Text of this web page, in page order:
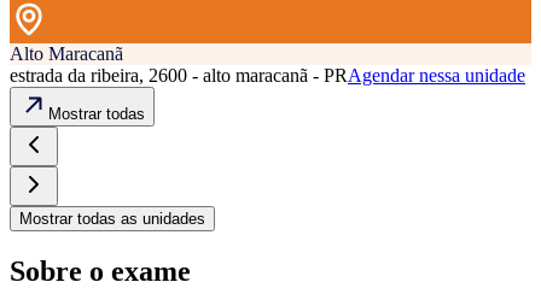
Alto Maracanã
estrada da ribeira, 2600 - alto maracanã - PRAgendar nessa unidade
Mostrar todas
Mostrar todas as unidades
Sobre o exame